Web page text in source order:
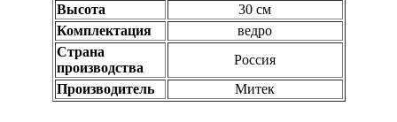
Высота
30 см
Комплектация
ведро
Страна
производства
Россия
Производитель
Митек